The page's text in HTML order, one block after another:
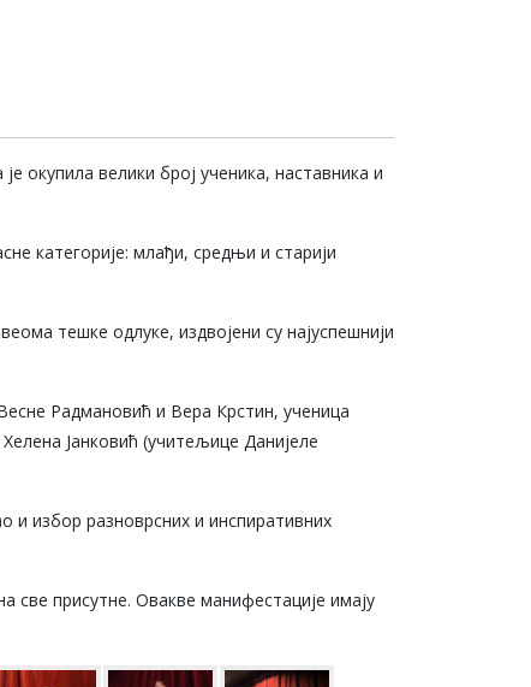
окупила велики број ученика, наставника и
категорије: млађи, средњи и старији
тешке одлуке, издвојени су најуспешнији
Радмановић и Вера Крстин, ученица
Јанковић (учитељице Данијеле
и избор разноврсних и инспиративних
све присутне. Овакве манифестације имају